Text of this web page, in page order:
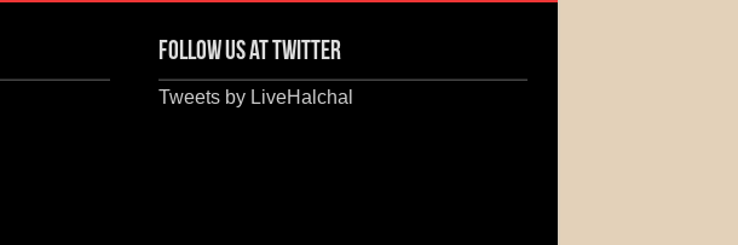
Follow us at Twitter
Tweets by LiveHalchal